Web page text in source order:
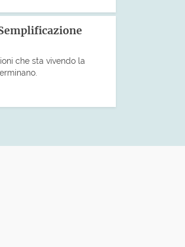
che sta vivendo la